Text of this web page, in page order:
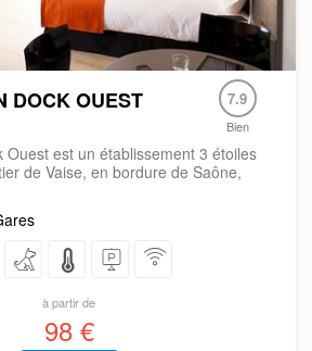
DOCK OUEST 7.9
Bien
Ouest est un établissement 3 étoiles
de Vaise, en bordure de Saône,
à partir de
98 €